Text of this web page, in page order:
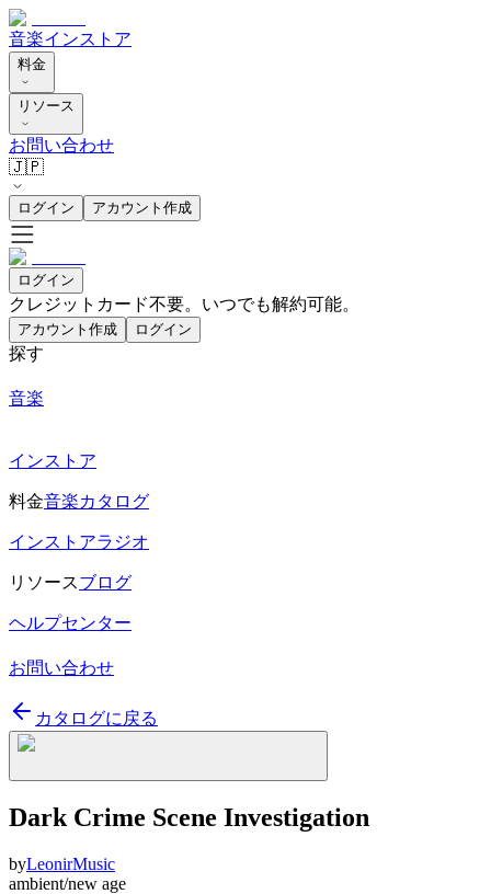
音楽インストア
料金
リソース
お問い合わせ
🇯🇵
ログイン アカウント作成
ログイン
クレジットカード不要。いつでも解約可能。
アカウント作成 ログイン
探す
音楽
インストア
料金音楽カタログ
インストアラジオ
リソースブログ
ヘルプセンター
お問い合わせ
カタログに戻る
Dark Crime Scene Investigation
byLeonirMusic
ambient/new age